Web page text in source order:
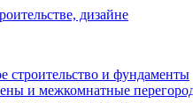
дизайне
строительство и фундаменты
и межкомнатные